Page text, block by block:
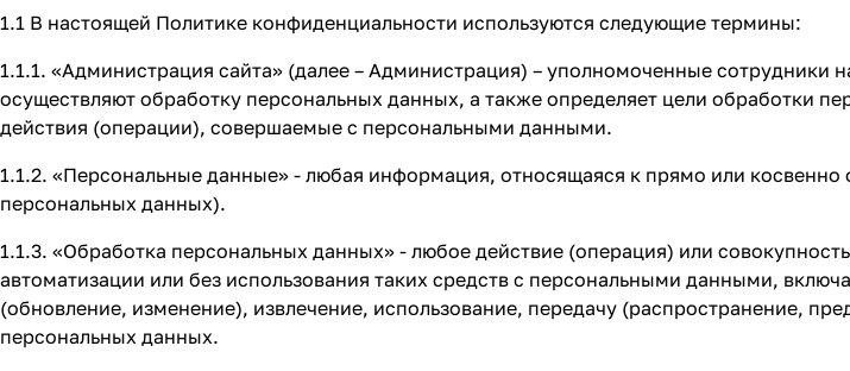
1.1 В настоящей Политике конфиденциальности используются следующие термины:
1.1.1. «Администрация сайта» (далее – Администрация) – уполномоченные сотрудники
осуществляют обработку персональных данных, а также определяет цели обработки
действия (операции), совершаемые с персональными данными.
1.1.2. «Персональные данные» - любая информация, относящаяся к прямо или
персональных данных).
1.1.3. «Обработка персональных данных» - любое действие (операция) или
автоматизации или без использования таких средств с персональными данными,
(обновление, изменение), извлечение, использование, передачу (распространение,
персональных данных.